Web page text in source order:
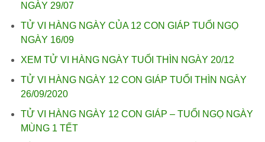
NGÀY 29/07
TỬ VI HÀNG NGÀY CỦA 12 CON GIÁP TUỔI NGỌ
NGÀY 16/09
XEM TỬ VI HÀNG NGÀY TUỔI THÌN NGÀY 20/12
TỬ VI HÀNG NGÀY 12 CON GIÁP TUỔI THÌN NGÀY
26/09/2020
TỬ VI HÀNG NGÀY 12 CON GIÁP – TUỔI NGỌ NGÀY
MÙNG 1 TẾT